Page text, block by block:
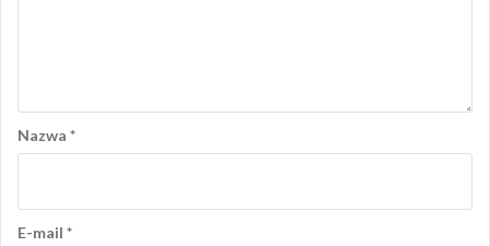
Nazwa *
E-mail *